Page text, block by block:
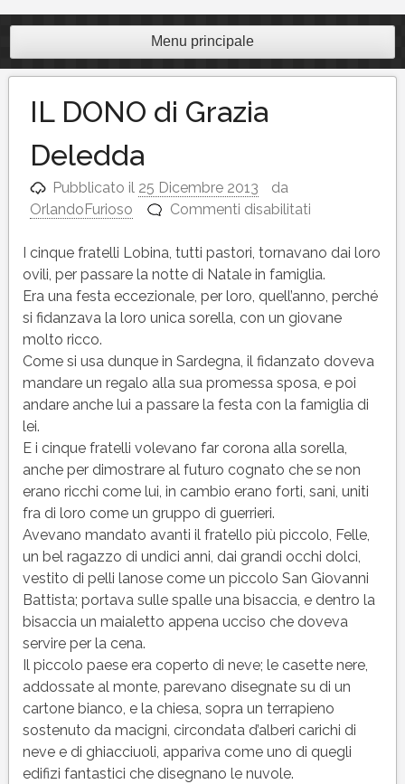
Menu principale
IL DONO di Grazia
Deledda
Pubblicato il 25 Dicembre 2013
da
OrlandoFurioso
Commenti disabilitati
DONO
di
Grazia
Deledda
I cinque fratelli Lobina, tutti pastori, tornavano dai loro
ovili, per passare la notte di Natale in famiglia.
Era una festa eccezionale, per loro, quell’anno, perché
si fidanzava la loro unica sorella, con un giovane
molto ricco.
Come si usa dunque in Sardegna, il fidanzato doveva
mandare un regalo alla sua promessa sposa, e poi
andare anche lui a passare la festa con la famiglia di
lei.
E i cinque fratelli volevano far corona alla sorella,
anche per dimostrare al futuro cognato che se non
erano ricchi come lui, in cambio erano forti, sani, uniti
fra di loro come un gruppo di guerrieri.
Avevano mandato avanti il fratello più piccolo, Felle,
un bel ragazzo di undici anni, dai grandi occhi dolci,
vestito di pelli lanose come un piccolo San Giovanni
Battista; portava sulle spalle una bisaccia, e dentro la
bisaccia un maialetto appena ucciso che doveva
servire per la cena.
Il piccolo paese era coperto di neve; le casette nere,
addossate al monte, parevano disegnate su di un
cartone bianco, e la chiesa, sopra un terrapieno
sostenuto da macigni, circondata d’alberi carichi di
neve e di ghiacciuoli, appariva come uno di quegli
edifizi fantastici che disegnano le nuvole.